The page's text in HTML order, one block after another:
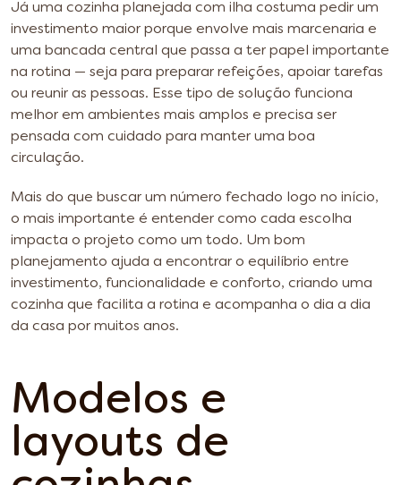
Já uma cozinha planejada com ilha costuma pedir um
investimento maior porque envolve mais marcenaria e
uma bancada central que passa a ter papel importante
na rotina — seja para preparar refeições, apoiar tarefas
ou reunir as pessoas. Esse tipo de solução funciona
melhor em ambientes mais amplos e precisa ser
pensada com cuidado para manter uma boa
circulação.
Mais do que buscar um número fechado logo no início,
o mais importante é entender como cada escolha
impacta o projeto como um todo. Um bom
planejamento ajuda a encontrar o equilíbrio entre
investimento, funcionalidade e conforto, criando uma
cozinha que facilita a rotina e acompanha o dia a dia
da casa por muitos anos.
Modelos e
layouts de